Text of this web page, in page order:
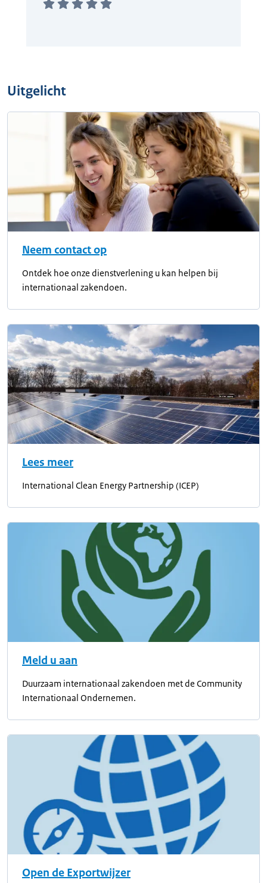
Uitgelicht
Neem contact op
Ontdek hoe onze dienstverlening u kan helpen bij
internationaal zakendoen.
Lees meer
International Clean Energy Partnership (ICEP)
Meld u aan
Duurzaam internationaal zakendoen met de Community
Internationaal Ondernemen.
Open de Exportwijzer